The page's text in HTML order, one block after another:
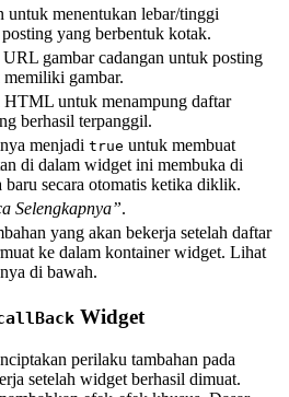
untuk menentukan lebar/tinggi
posting yang berbentuk kotak.
gambar cadangan untuk posting
gambar.
HTML untuk menampung daftar
berhasil terpanggil.
menjadi true untuk membuat
di dalam widget ini membuka di
baru secara otomatis ketika diklik.
Selengkapnya”.
yang akan bekerja setelah daftar
ke dalam kontainer widget. Lihat
di bawah.
Widget
perilaku tambahan pada
setelah widget berhasil dimuat.